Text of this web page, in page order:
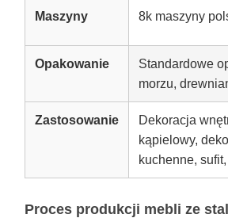
Maszyny 8k maszyny
Opakowanie
Standardowe
morzu,
Zastosowanie
Dekoracja
kąpielowy,
kuchenne,
Proces produkcji mebli ze